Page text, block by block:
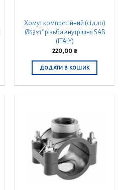
Хомут компресійний (сідло)
Ø63×1″ різьба внутрішня SAB
(ITALY)
220,00 ₴
ДОДАТИ В КОШИК